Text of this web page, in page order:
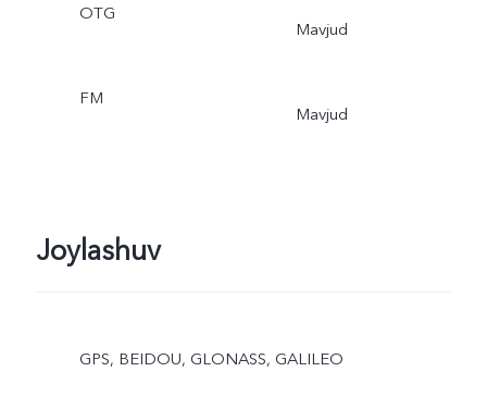
OTG
Mavjud
FM
Mavjud
Joylashuv
GPS, BEIDOU, GLONASS, GALILEO